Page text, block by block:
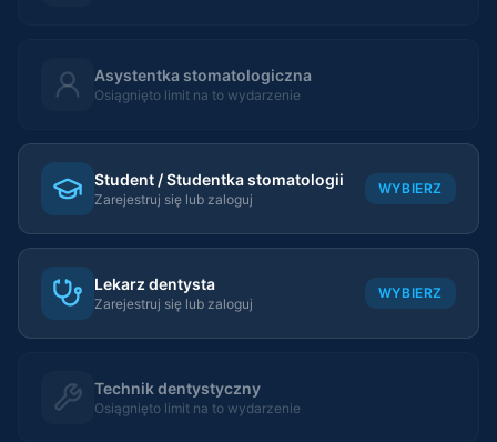
Asystentka stomatologiczna
Osiągnięto limit na to wydarzenie
Student / Studentka stomatologii
Zarejestruj się lub zaloguj
WYBIERZ
Lekarz dentysta
Zarejestruj się lub zaloguj
WYBIERZ
Technik dentystyczny
Osiągnięto limit na to wydarzenie